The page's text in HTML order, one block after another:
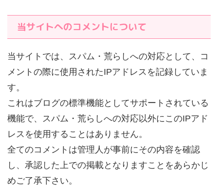
当サイトへのコメントについて
当サイトでは、スパム・荒らしへの対応として、コ
メントの際に使用されたIPアドレスを記録していま
す。
これはブログの標準機能としてサポートされている
機能で、スパム・荒らしへの対応以外にこのIPアド
レスを使用することはありません。
全てのコメントは管理人が事前にその内容を確認
し、承認した上での掲載となりますことをあらかじ
めご了承下さい。